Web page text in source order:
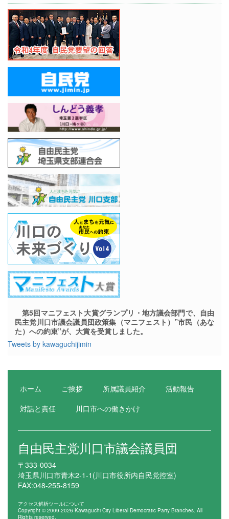
第5回マニフェスト大賞グランプリ・地方議会部門で、自由
民主党川口市議会議員団政策集（マニフェスト）”市民（あな
た）への約束”が、大賞を受賞しました。
Tweets by kawaguchijimin
ホーム ご挨拶 所属議員紹介
活動報告
対話と責任
川口市への働きかけ
自由民主党川口市議会議員団
〒333-0034
埼玉県川口市青木2-1-1(川口市役所内自民党控室)
FAX:048-255-8159
アクセス解析ツールについて
Copyright © 2009-2026 Kawaguchi City Liberal Democratic Party Branches. All
Rights reserved.